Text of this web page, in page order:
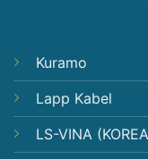
Kuramo
Lapp Kabel
LS-VINA